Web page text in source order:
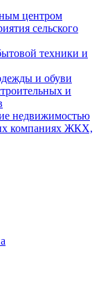
центром
сельского
техники и
и обуви
и
недвижимостью
компаниях ЖКХ,